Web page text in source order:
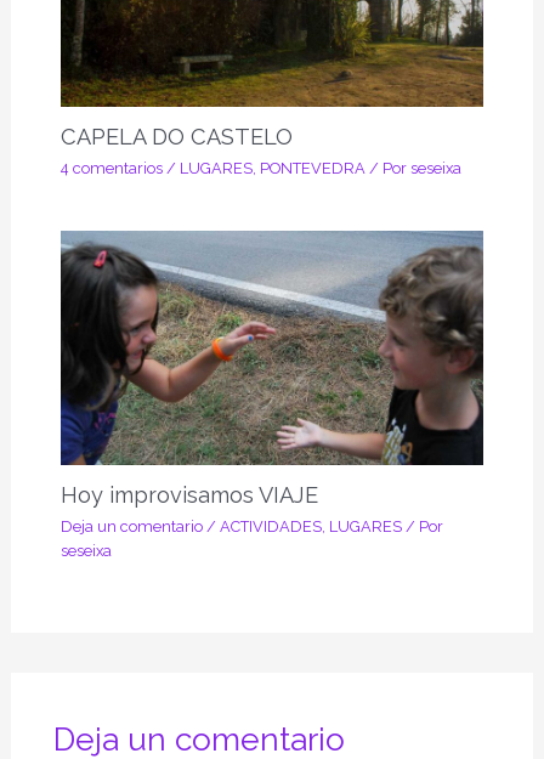
CAPELA DO CASTELO
4 comentarios / LUGARES, PONTEVEDRA / Por seseixa
Hoy improvisamos VIAJE
Deja un comentario / ACTIVIDADES, LUGARES/ Por
seseixa
Deja un comentario